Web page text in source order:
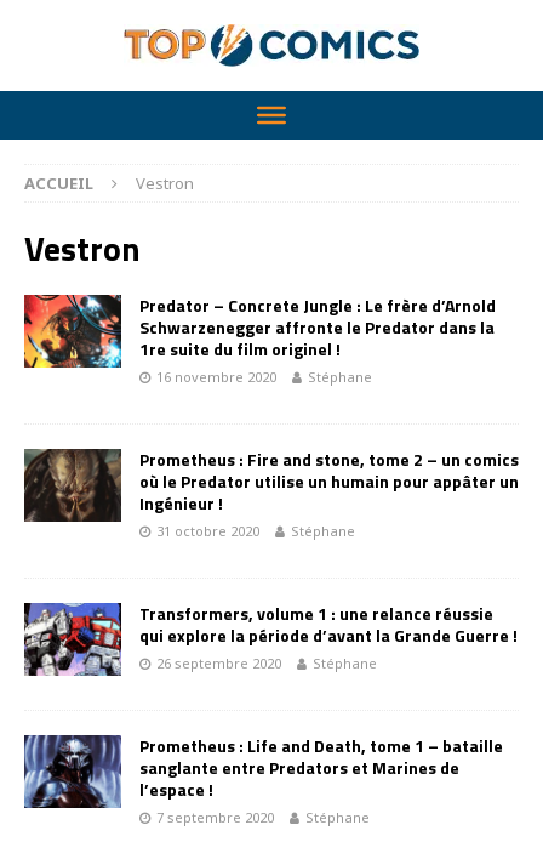
ACCUEIL Vestron
Vestron
Predator – Concrete Jungle : Le frère d’Arnold
Schwarzenegger affronte le Predator dans la
1re suite du film originel !
16 novembre 2020 Stéphane
Prometheus : Fire and stone, tome 2 – un comics
où le Predator utilise un humain pour appâter un
Ingénieur !
31 octobre 2020 Stéphane
Transformers, volume 1 : une relance réussie
qui explore la période d’avant la Grande Guerre !
26 septembre 2020 Stéphane
Prometheus : Life and Death, tome 1 – bataille
sanglante entre Predators et Marines de
l’espace !
7 septembre 2020 Stéphane